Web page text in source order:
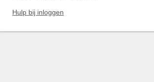
Hulp bij inloggen